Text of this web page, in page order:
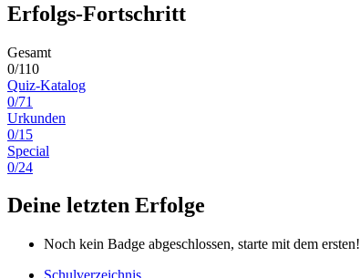
Erfolgs-Fortschritt
Gesamt
0/110
Quiz-Katalog
0/71
Urkunden
0/15
Special
0/24
Deine letzten Erfolge
Noch kein Badge abgeschlossen, starte mit dem ersten!